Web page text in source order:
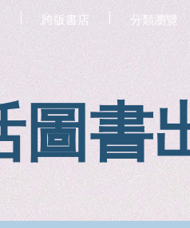
跨版書店 分類瀏覽
圖書